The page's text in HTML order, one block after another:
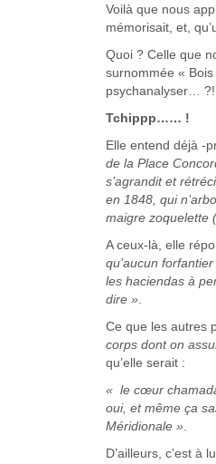
Voilà que nous
mémorisait, et,
Quoi ? Celle que
surnommée «
psychanalyser… ?!
Tchippp…… !
Elle entend déjà -
de la Place
s’agrandit et
en 1848, qui
maigre zoquelette
A ceux-là, elle
qu’aucun
les haciendas à
dire »
Ce que les autres
corps dont on
qu’elle serait :
« le cœur
oui, et même ça
Méridionale »
D’ailleurs, c’est à